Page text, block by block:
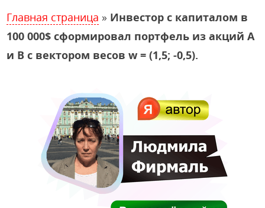
Главная страница » Инвестор с капиталом в
100 000$ сформировал портфель из акций A
и B с вектором весов w = (1,5; -0,5).